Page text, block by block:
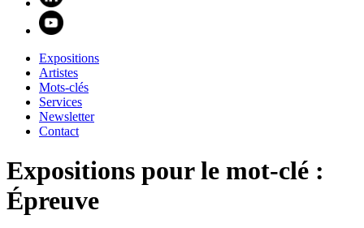
Expositions
Artistes
Mots-clés
Services
Newsletter
Contact
Expositions pour le mot-clé :
Épreuve